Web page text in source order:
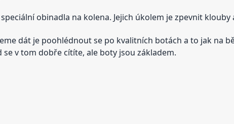
obinadla na kolena. Jejich úkolem je zpevnit
dát je poohlédnout se po kvalitních botách a to jak na
v tom dobře cítíte, ale boty jsou základem.